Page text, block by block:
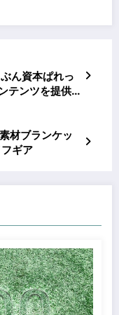
ん資本ぱれっ
テンツを提供
材ブランケッ
ギア